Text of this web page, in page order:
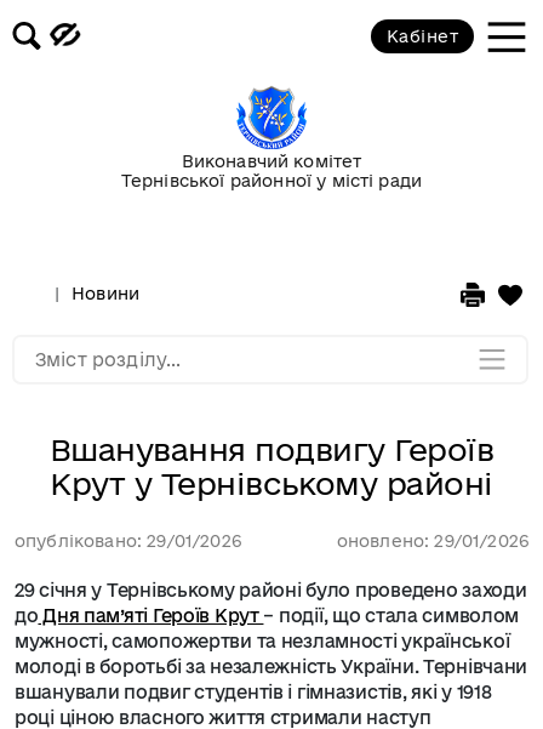
Виконавчий комітет
Тернівської районної у місті ради
Кабінет
Новини
Вшанування подвигу Героїв
Крут у Тернівському районі
опубліковано: 29/01/2026 оновлено: 29/01/2026
29 січня у Тернівському районі було проведено заходи
до Дня пам’яті Героїв Крут – події, що стала символом
мужності, самопожертви та незламності української
молоді в боротьбі за незалежність України. Тернівчани
вшанували подвиг студентів і гімназистів, які у 1918
році ціною власного життя стримали наступ
Зміст розділу...
Публічні закупівлі